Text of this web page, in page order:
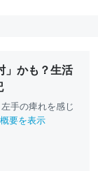
」かも？生活
手の痺れを感じ
概要を表示